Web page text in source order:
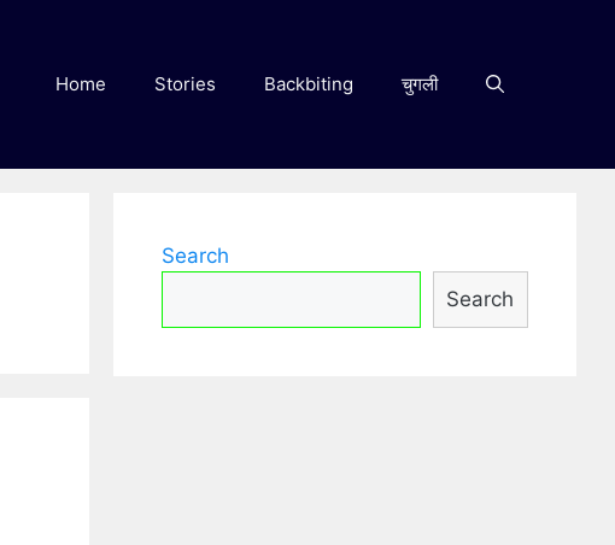
Home Stories Backbiting चुगली
Search
Search